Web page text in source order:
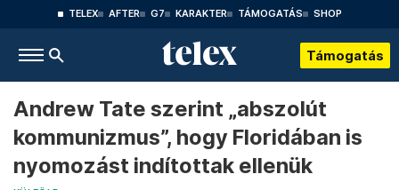
TELEX AFTER G7 KARAKTER TÁMOGATÁS SHOP
Támogatás
Andrew Tate szerint „abszolút
kommunizmus”, hogy Floridában is
nyomozást indítottak ellenük